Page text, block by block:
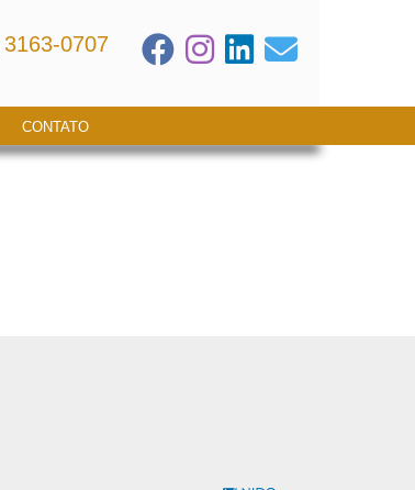
3163-0707
CONTATO